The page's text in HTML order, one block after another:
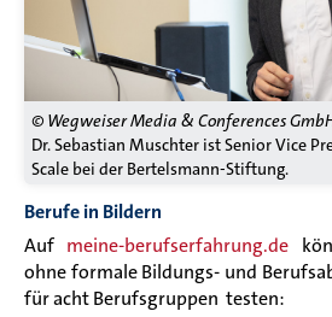
© Wegweiser Media & Conferences
Dr. Sebastian Muschter ist Senior Vice
Scale bei der Bertelsmann-Stiftung.
Berufe in Bildern
Auf meine-berufserfahrung.de
ohne formale Bildungs- und
für acht Berufsgruppen testen: